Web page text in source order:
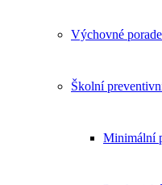
Výchovné
Školní
Minimální